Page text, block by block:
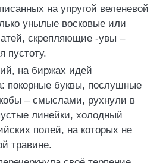
на упругой веленевой
унылые восковые или
скрепляющие -увы –
пустоту.
на биржах идей
покорные буквы, послушные
– смыслами, рухнули в
линейки, холодный
полей, на которых не
травине.